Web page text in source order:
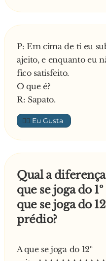
P: Em cima de ti eu
ajeito, e enquanto eu
fico satisfeito.
O que é?
R: Sapato.
👍🏼
Qual a
que se joga do
que se joga do
prédio?
A que se joga do 12º